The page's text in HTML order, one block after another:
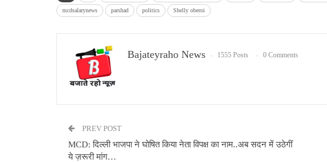
mcdsalarynews parshad politics Shelly oberoi
Bajateyraho News 1555 Posts 0 Comments
PREV POST
MCD: दिल्ली भाजपा ने घोषित किया नेता विपक्ष का नाम..अब सदन में उठेगीं
ये ज़रूरी मांग…